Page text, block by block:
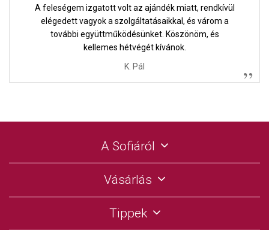
A feleségem izgatott volt az ajándék miatt, rendkívül
elégedett vagyok a szolgáltatásaikkal, és várom a
további együttműködésünket. Köszönöm, és
kellemes hétvégét kívánok.
K. Pál
A Sofiáról
Vásárlás
Tippek